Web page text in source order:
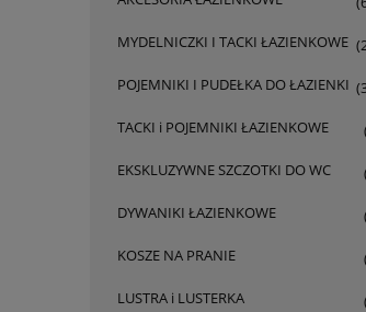
MYDELNICZKI I TACKI ŁAZIENKOWE
POJEMNIKI I PUDEŁKA DO ŁAZIENKI
TACKI i POJEMNIKI ŁAZIENKOWE
EKSKLUZYWNE SZCZOTKI DO WC
DYWANIKI ŁAZIENKOWE
KOSZE NA PRANIE
LUSTRA i LUSTERKA